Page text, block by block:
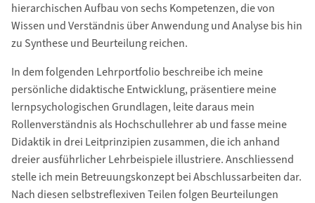
hierarchischen Aufbau von sechs Kompetenzen, die von
Wissen und Verständnis über Anwendung und Analyse bis hin
zu Synthese und Beurteilung reichen.
In dem folgenden Lehrportfolio beschreibe ich meine
persönliche didaktische Entwicklung, präsentiere meine
lernpsychologischen Grundlagen, leite daraus mein
Rollenverständnis als Hochschullehrer ab und fasse meine
Didaktik in drei Leitprinzipien zusammen, die ich anhand
dreier ausführlicher Lehrbeispiele illustriere. Anschliessend
stelle ich mein Betreuungskonzept bei Abschlussarbeiten dar.
Nach diesen selbstreflexiven Teilen folgen Beurteilungen